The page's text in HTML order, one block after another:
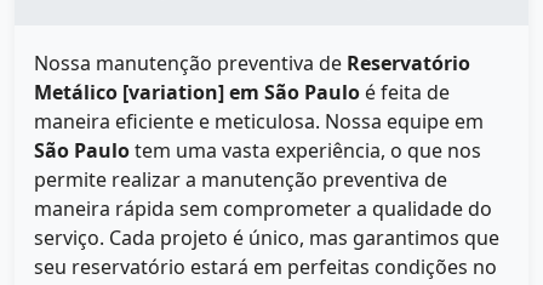
Nossa manutenção preventiva de Reservatório
Metálico [variation] em São Paulo é feita de
maneira eficiente e meticulosa. Nossa equipe em
São Paulotem uma vasta experiência, o que nos
permite realizar a manutenção preventiva de
maneira rápida sem comprometer a qualidade do
serviço. Cada projeto é único, mas garantimos que
seu reservatório estará em perfeitas condições no